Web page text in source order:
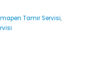
Tamir Servisi,